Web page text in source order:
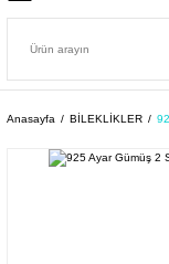
Anasayfa BİLEKLİKLER